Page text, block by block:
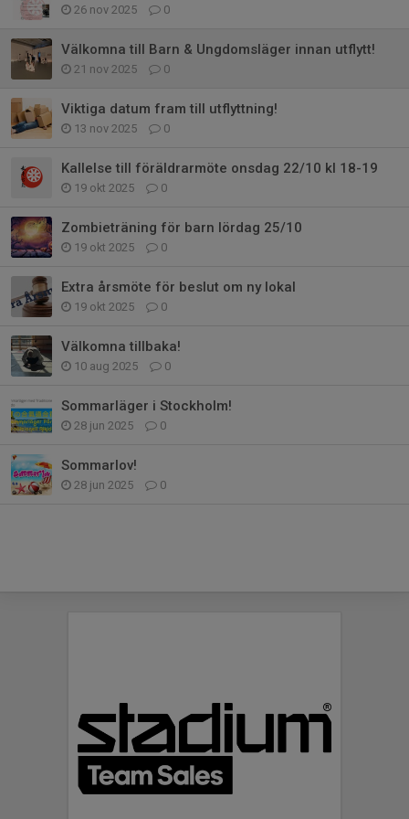
26 nov 2025 0
Välkomna till Barn & Ungdomsläger innan utflytt!
21 nov 2025 0
Viktiga datum fram till utflyttning!
13 nov 2025 0
Kallelse till föräldrarmöte onsdag 22/10 kl 18-19
19 okt 2025 0
Zombieträning för barn lördag 25/10
19 okt 2025 0
Extra årsmöte för beslut om ny lokal
19 okt 2025 0
Välkomna tillbaka!
10 aug 2025 0
Sommarläger i Stockholm!
28 jun 2025 0
Sommarlov!
28 jun 2025 0